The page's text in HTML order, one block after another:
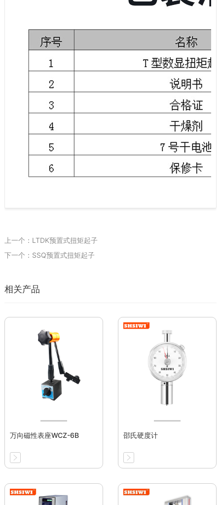
上一个：LTDK预置式扭矩起子
下一个：SSQ预置式扭矩起子
相关产品
万向磁性表座WCZ-6B 邵氏硬度计